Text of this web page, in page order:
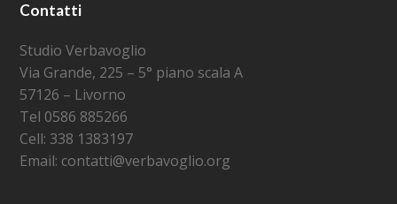
Contatti
Studio Verbavoglio
Via Grande, 225 – 5° piano scala A
57126 – Livorno
Tel 0586 885266
Cell: 338 1383197
Email: contatti@verbavoglio.org